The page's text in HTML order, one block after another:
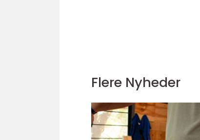
Flere Nyheder